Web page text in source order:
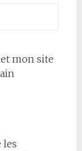
mon site
les